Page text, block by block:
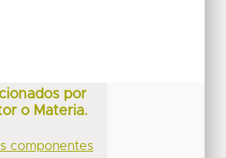
por
o Materia.
componentes